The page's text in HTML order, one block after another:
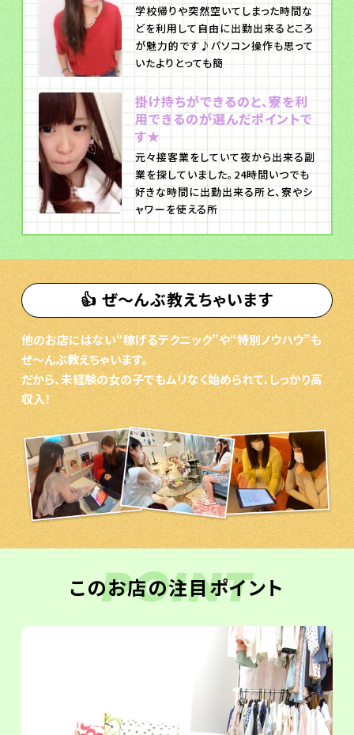
学校帰りや突然空いてしまった時間な
どを利用して自由に出勤出来るところ
が魅力的です♪パソコン操作も思って
いたよりとっても簡
掛け持ちができるのと、寮を利
用できるのが選んだポイントで
す★
元々接客業をしていて夜から出来る副
業を探していました。24時間いつでも
好きな時間に出勤出来る所と、寮やシ
ャワーを使える所
👍 ぜ〜んぶ教えちゃいます
他のお店にはない“稼げるテクニック”や“特別ノウハウ”も
ぜ〜んぶ教えちゃいます。
だから、未経験の女の子でもムリなく始められて、しっかり高
収入！
このお店の注目ポイント
POINT